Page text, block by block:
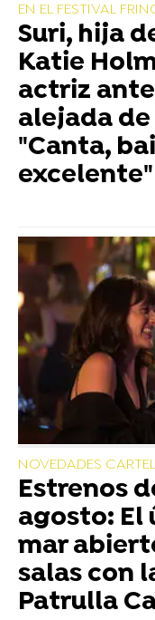
EN EL FESTIVAL
Suri, hija
Katie
actriz
alejada
"Canta,
excelente"
NOVEDADES
Estrenos
agosto: El
mar
salas con
Patrulla